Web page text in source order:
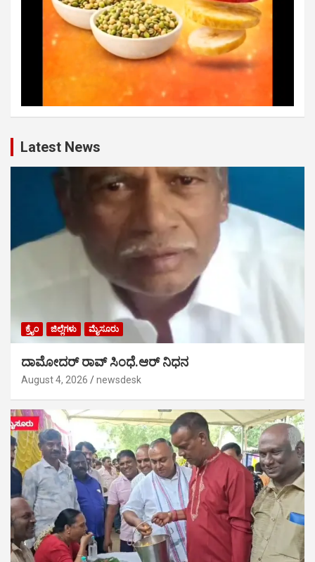
Latest News
ಕ್ರೈಂ ಜಿಲ್ಲೆಗಳು ಮೈಸೂರು
ದಾಮೋದರ್ ರಾವ್ ಸಿಂಧೆ.ಆರ್ ನಿಧನ
August 4, 2026 newsdesk